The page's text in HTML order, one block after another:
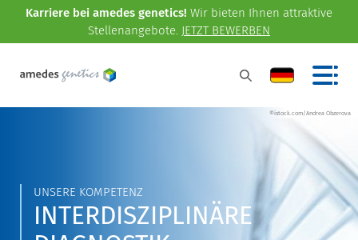
Karriere bei amedes genetics! Wir bieten Ihnen attraktive
Stellenangebote. JETZT BEWERBEN
©istock.com/Andrea Obzerova
UNSERE KOMPETENZ
INTERDISZIPLINÄRE